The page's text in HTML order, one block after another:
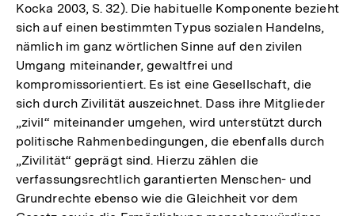
Kocka 2003, S. 32). Die habituelle Komponente bezieht
sich auf einen bestimmten Typus sozialen Handelns,
nämlich im ganz wörtlichen Sinne auf den zivilen
Umgang miteinander, gewaltfrei und
kompromissorientiert. Es ist eine Gesellschaft, die
sich durch Zivilität auszeichnet. Dass ihre Mitglieder
„zivil“ miteinander umgehen, wird unterstützt durch
politische Rahmenbedingungen, die ebenfalls durch
„Zivilität“ geprägt sind. Hierzu zählen die
verfassungsrechtlich garantierten Menschen- und
Grundrechte ebenso wie die Gleichheit vor dem